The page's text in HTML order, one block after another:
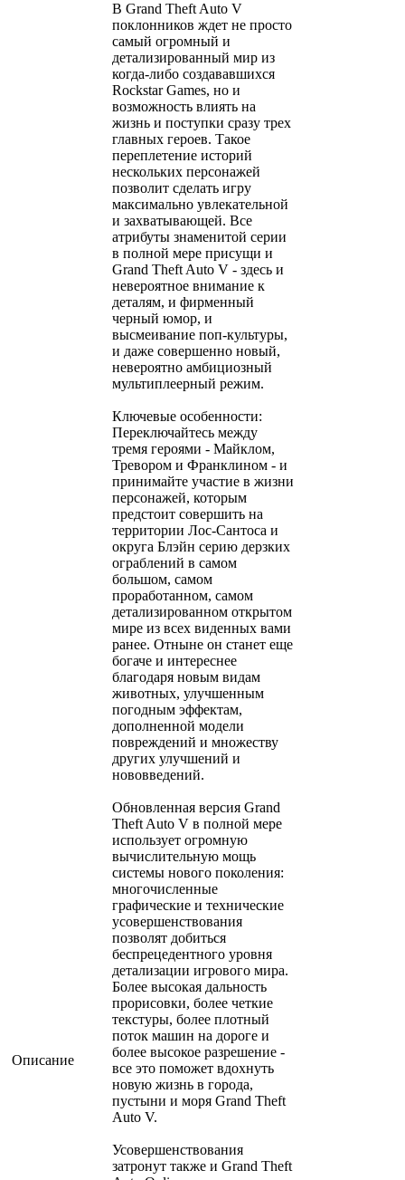
Описание
В Grand Theft Auto V
поклонников ждет не просто
самый огромный и
детализированный мир из
когда-либо создававшихся
Rockstar Games, но и
возможность влиять на
жизнь и поступки сразу трех
главных героев. Такое
переплетение историй
нескольких персонажей
позволит сделать игру
максимально увлекательной
и захватывающей. Все
атрибуты знаменитой серии
в полной мере присущи и
Grand Theft Auto V - здесь и
невероятное внимание к
деталям, и фирменный
черный юмор, и
высмеивание поп-культуры,
и даже совершенно новый,
невероятно амбициозный
мультиплеерный режим.
Ключевые особенности:
Переключайтесь между
тремя героями - Майклом,
Тревором и Франклином - и
принимайте участие в жизни
персонажей, которым
предстоит совершить на
территории Лос-Сантоса и
округа Блэйн серию дерзких
ограблений в самом
большом, самом
проработанном, самом
детализированном открытом
мире из всех виденных вами
ранее. Отныне он станет еще
богаче и интереснее
благодаря новым видам
животных, улучшенным
погодным эффектам,
дополненной модели
повреждений и множеству
других улучшений и
нововведений.
Обновленная версия Grand
Theft Auto V в полной мере
использует огромную
вычислительную мощь
системы нового поколения:
многочисленные
графические и технические
усовершенствования
позволят добиться
беспрецедентного уровня
детализации игрового мира.
Более высокая дальность
прорисовки, более четкие
текстуры, более плотный
поток машин на дороге и
более высокое разрешение -
все это поможет вдохнуть
новую жизнь в города,
пустыни и моря Grand Theft
Auto V.
Усовершенствования
затронут также и Grand Theft